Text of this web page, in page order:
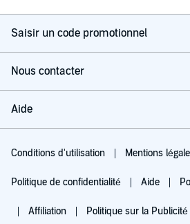
Saisir un code promotionnel
Nous contacter
Aide
Conditions d'utilisation Mentions
Politique de confidentialité Aide
Affiliation Politique sur la Publicité